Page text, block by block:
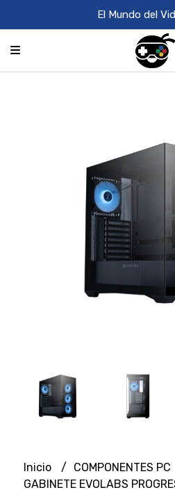
El Mundo del
Inicio COMPONENTES PC
GABINETE EVOLABS